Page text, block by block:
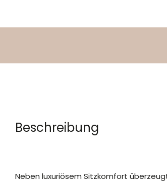
Beschreibung
Neben luxuriösem Sitzkomfort